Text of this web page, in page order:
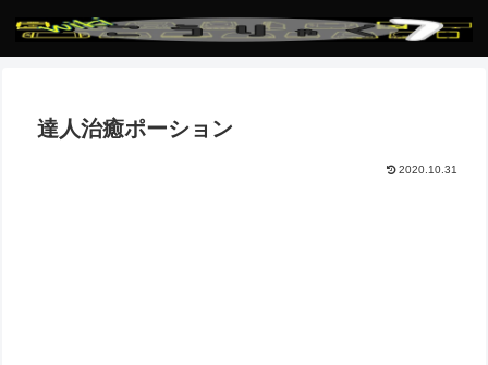
達人治癒ポーション
2020.10.31